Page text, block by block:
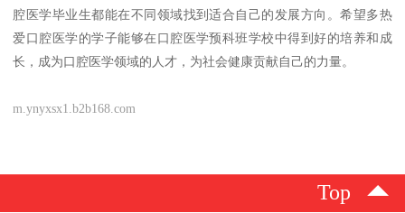
腔医学毕业生都能在不同领域找到适合自己的发展方向。希望多热
爱口腔医学的学子能够在口腔医学预科班学校中得到好的培养和成
长，成为口腔医学领域的人才，为社会健康贡献自己的力量。
m.ynyxsx1.b2b168.com
Top